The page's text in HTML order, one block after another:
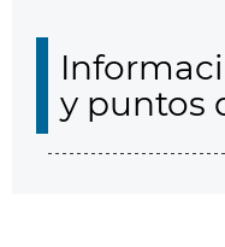
y puntos